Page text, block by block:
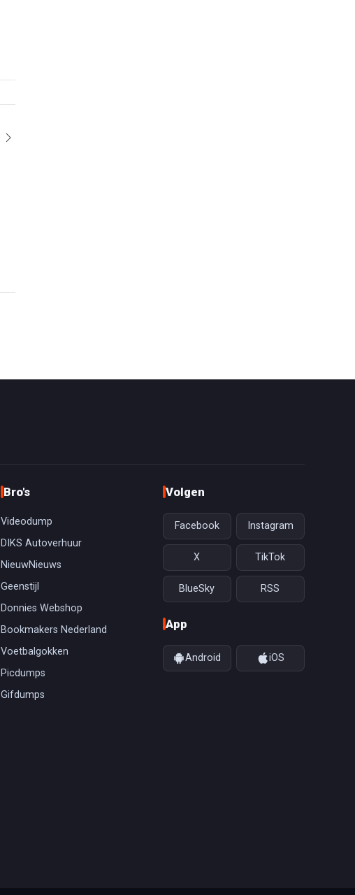
Bro's
Videodump
DIKS Autoverhuur
NieuwNieuws
Geenstijl
Donnies Webshop
Bookmakers Nederland
Voetbalgokken
Picdumps
Gifdumps
Volgen
Facebook Instagram
X TikTok
BlueSky RSS
App
Android iOS